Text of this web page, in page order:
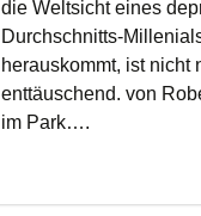
die Weltsicht eines
Durchschnitts-
herauskommt, ist nicht
enttäuschend. von
im Park….